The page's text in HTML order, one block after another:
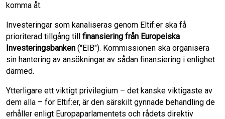
komma åt.
Investeringar som kanaliseras genom Eltif:er ska få
prioriterad tillgång till finansiering från Europeiska
Investeringsbanken ("EIB"). Kommissionen ska organisera
sin hantering av ansökningar av sådan finansiering i enlighet
därmed.
Ytterligare ett viktigt privilegium – det kanske viktigaste av
dem alla – för Eltif:er, är den särskilt gynnade behandling de
erhåller enligt Europaparlamentets och rådets direktiv